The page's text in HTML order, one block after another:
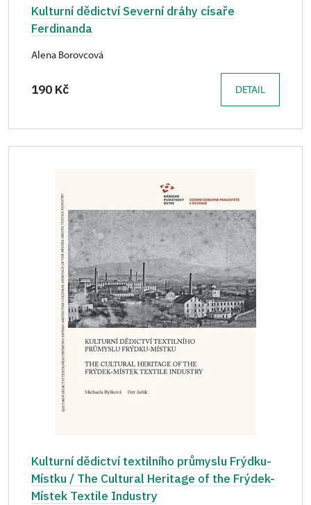
Kulturní dědictví Severní dráhy císaře
Ferdinanda
Alena Borovcová
190 Kč DETAIL
Kulturní dědictví textilního průmyslu Frýdku-
Místku / The Cultural Heritage of the Frýdek-
Místek Textile Industry